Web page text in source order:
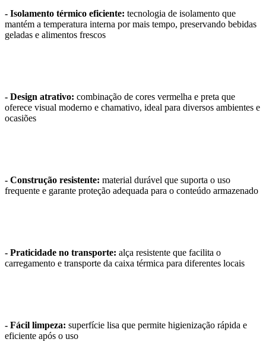
- Isolamento térmico eficiente: tecnologia de isolamento que
mantém a temperatura interna por mais tempo, preservando bebidas
geladas e alimentos frescos
- Design atrativo: combinação de cores vermelha e preta que
oferece visual moderno e chamativo, ideal para diversos ambientes e
ocasiões
- Construção resistente: material durável que suporta o uso
frequente e garante proteção adequada para o conteúdo armazenado
- Praticidade no transporte: alça resistente que facilita o
carregamento e transporte da caixa térmica para diferentes locais
- Fácil limpeza: superfície lisa que permite higienização rápida e
eficiente após o uso